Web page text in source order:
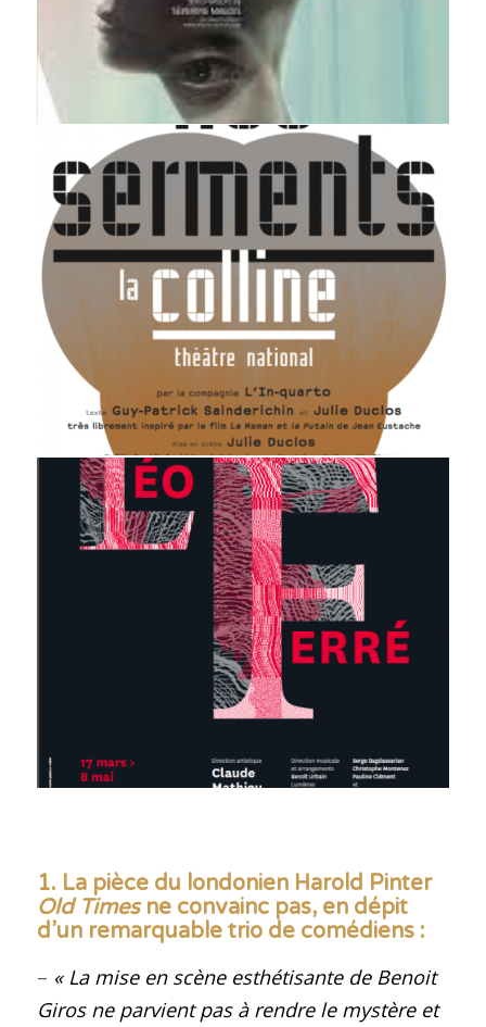
1. La pièce du londonien Harold Pinter
Old Timesne convainc pas, en dépit
d’un remarquable trio de comédiens :
– « La mise en scène esthétisante de Benoit
Giros ne parvient pas à rendre le mystère et